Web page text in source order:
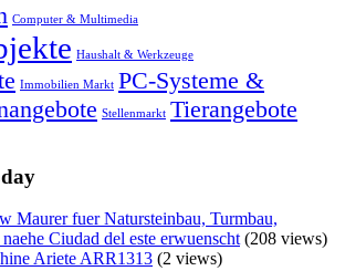
Computer & Multimedia
Haushalt & Werkzeuge
Immobilien Markt PC-Systeme &
Stellenmarkt Tierangebote
Maurer fuer Natursteinbau, Turmbau,
Ciudad del este erwuenscht(208 views)
Ariete ARR1313 (2 views)